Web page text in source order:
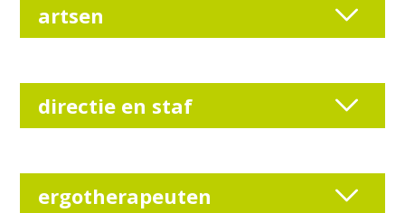
artsen
directie en staf
ergotherapeuten